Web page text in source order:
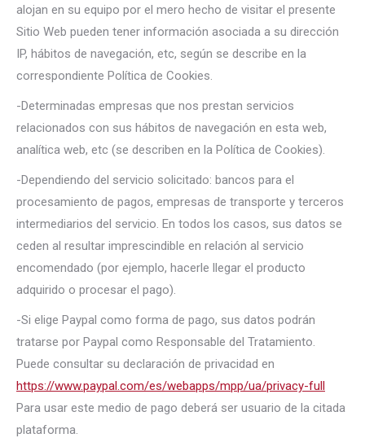
alojan en su equipo por el mero hecho de visitar el presente
Sitio Web pueden tener información asociada a su dirección
IP, hábitos de navegación, etc, según se describe en la
correspondiente Política de Cookies.
-Determinadas empresas que nos prestan servicios
relacionados con sus hábitos de navegación en esta web,
analítica web, etc (se describen en la Política de Cookies).
-Dependiendo del servicio solicitado: bancos para el
procesamiento de pagos, empresas de transporte y terceros
intermediarios del servicio. En todos los casos, sus datos se
ceden al resultar imprescindible en relación al servicio
encomendado (por ejemplo, hacerle llegar el producto
adquirido o procesar el pago).
-Si elige Paypal como forma de pago, sus datos podrán
tratarse por Paypal como Responsable del Tratamiento.
Puede consultar su declaración de privacidad en
https://www.paypal.com/es/webapps/mpp/ua/privacy-full
Para usar este medio de pago deberá ser usuario de la citada
plataforma.